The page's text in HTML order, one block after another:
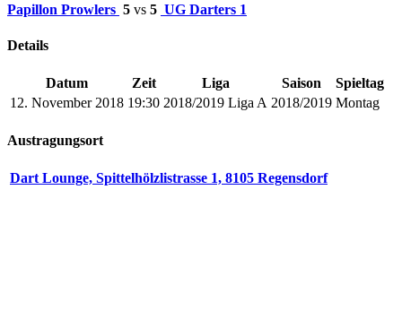
Papillon Prowlers 5 vs 5 UG Darters 1
Details
Datum Zeit Liga Saison
Spieltag
12. November 2018 19:30 2018/2019 Liga A 2018/2019 Montag
Austragungsort
Dart Lounge, Spittelhölzlistrasse 1, 8105 Regensdorf